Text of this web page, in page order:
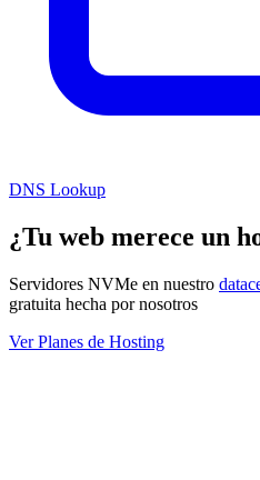
DNS Lookup
¿Tu web merece un
Servidores NVMe en nuestro
gratuita hecha por nosotros
Ver Planes de Hosting